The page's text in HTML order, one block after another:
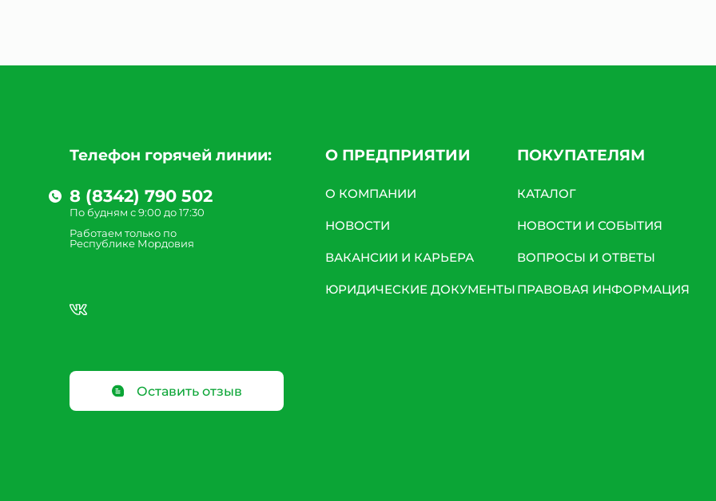
Телефон горячей линии:
8 (8342) 790 502
По будням с 9:00 до 17:30
Работаем только по
Республике Мордовия
Оставить отзыв
О ПРЕДПРИЯТИИ
О КОМПАНИИ
НОВОСТИ
ВАКАНСИИ И КАРЬЕРА
ЮРИДИЧЕСКИЕ ДОКУМЕНТЫ
ПОКУПАТЕЛЯМ
КАТАЛОГ
НОВОСТИ И СОБЫТИЯ
ВОПРОСЫ И ОТВЕТЫ
ПРАВОВАЯ ИНФОРМАЦИЯ